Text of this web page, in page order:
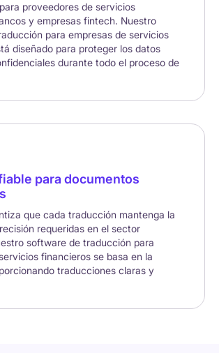
proveedores de servicios
y empresas fintech. Nuestro
para empresas de servicios
diseñado para proteger los datos
durante todo el proceso de
para documentos
que cada traducción mantenga la
requeridas en el sector
software de traducción para
financieros se basa en la
traducciones claras y